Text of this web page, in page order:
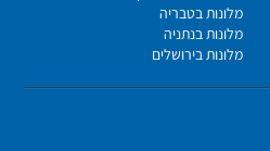
מלונות בטבריה
מלונות בנתניה
מלונות בירושלים